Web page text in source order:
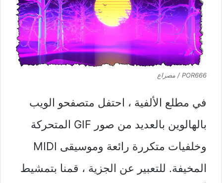
POR666 / مصراع
في مطلع الألفية ، احتفل متصفحو الويب
بالهالوين بالعديد من صور GIF المتحركة
وخلفيات متكررة رائعة وموسيقى MIDI
المخيفة. للتعبير عن الجزية ، قمنا بتمشيط